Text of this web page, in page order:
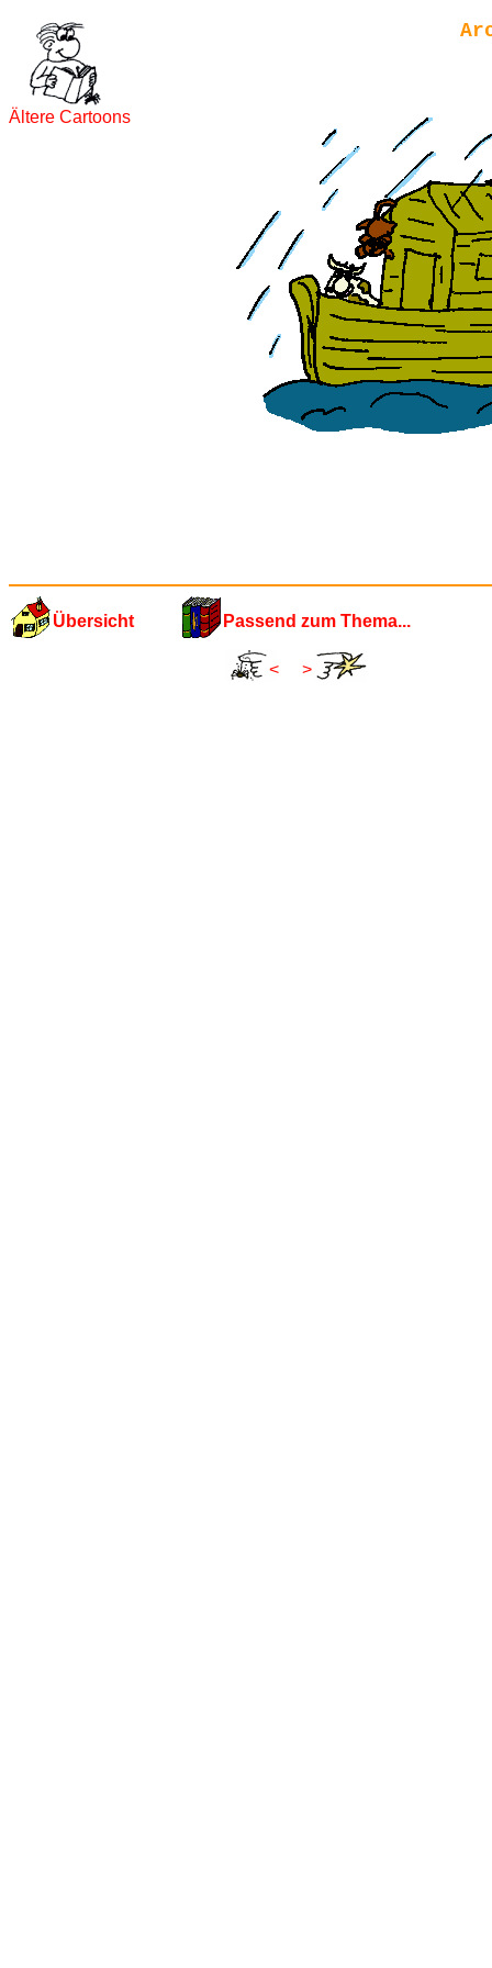
Ältere Cartoons
Übersicht Passend zum Thema...
< >